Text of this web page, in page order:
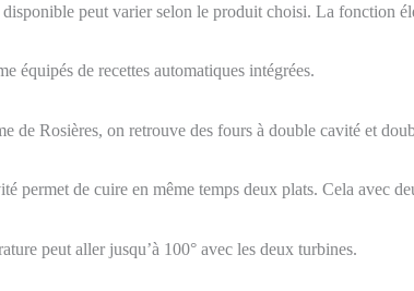
peut varier selon le produit choisi. La fonction
équipés de recettes automatiques intégrées.
de Rosières, on retrouve des fours à double cavité et
permet de cuire en même temps deux plats. Cela avec
peut aller jusqu’à 100° avec les deux turbines.